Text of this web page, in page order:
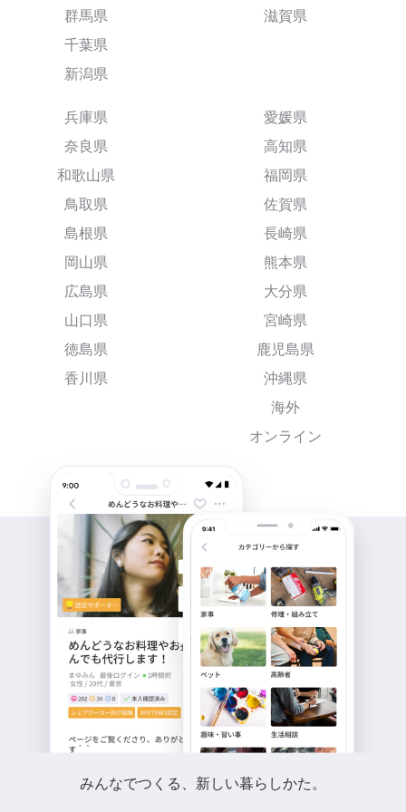
群馬県
千葉県
新潟県
滋賀県
兵庫県
奈良県
和歌山県
鳥取県
島根県
岡山県
広島県
山口県
徳島県
香川県
愛媛県
高知県
福岡県
佐賀県
長崎県
熊本県
大分県
宮崎県
鹿児島県
沖縄県
海外
オンライン
みんなでつくる、新しい暮らしかた。